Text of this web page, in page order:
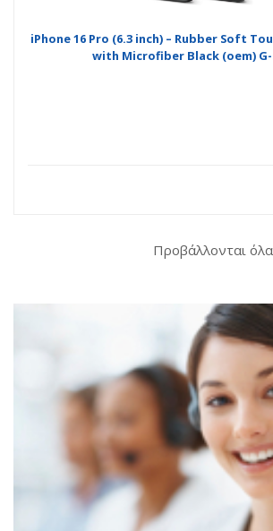
iPhone 16 Pro (6.3 inch) – Rubber Soft
with Microfiber Black (oem) G-
Προβάλλονται